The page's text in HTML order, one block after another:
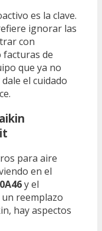
es la clave.
ignorar las
con
facturas de
que ya no
el cuidado
para aire
en el
y el
un reemplazo
hay aspectos